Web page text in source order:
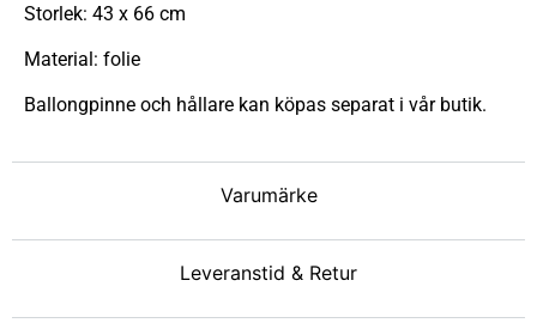
Varumärke
Leveranstid & Retur
Storlek: 43 x 66 cm
Material: folie
Ballongpinne och hållare kan köpas separat i vår butik.